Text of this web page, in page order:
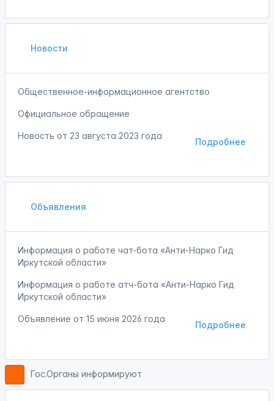
Новости
Общественное-информационное агентство
Официальное обращение
Подробнее
Новость от 23 августа 2023 года
Объявления
Информация о работе чат-бота «Анти-Нарко Гид
Иркутской области»
Информация о работе атч-бота «Анти-Нарко Гид
Иркутской области»
Подробнее
Объявление от 15 июня 2026 года
Гос.Органы информируют